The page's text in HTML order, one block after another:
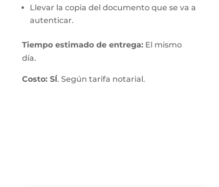
Llevar la copia del documento que se va a
autenticar.
Tiempo estimado de entrega:El mismo
día.
Costo: SÍ. Según tarifa notarial.